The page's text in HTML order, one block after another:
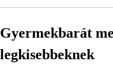
Gyermekbarát
legkisebbeknek